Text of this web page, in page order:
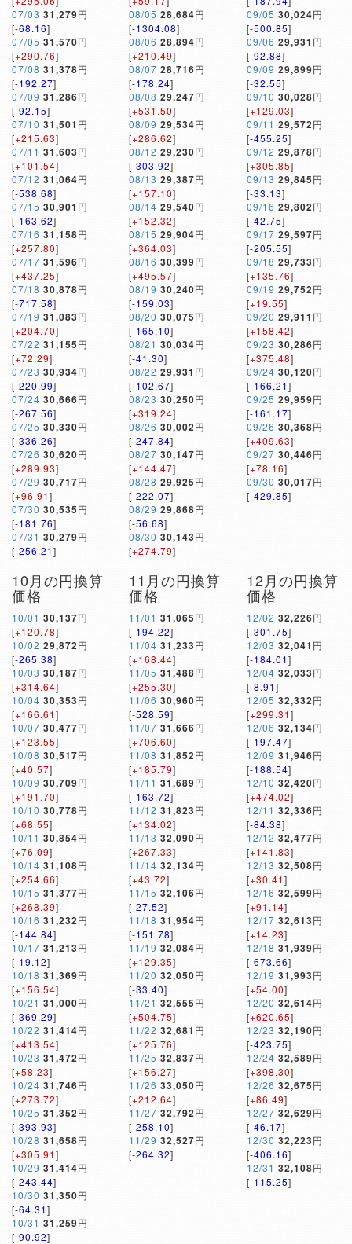
07/03 31,279円
[-68.16]
07/05 31,570円
[+290.76]
07/08 31,378円
[-192.27]
07/09 31,286円
[-92.15]
07/10 31,501 円
[+215.63]
07/11 31,603円
[+101.54]
07/12 31,064円
[-538.68]
07/15 30,901 円
[-163.62]
07/16 31,158円
[+257.80]
07/17 31,596円
[+437.25]
07/18 30,878円
[-717.58]
07/19 31,083円
[+204.70]
07/22 31,155円
[+72.29]
07/23 30,934円
[-220.99]
07/24 30,666円
[-267.56]
07/25 30,330円
[-336.26]
07/26 30,620円
[+289.93]
07/29 30,717円
[+96.91]
07/30 30,535円
[-181.76]
07/31 30,279円
[-256.21]
08/05 28,684円
[-1304.08]
08/06 28,894円
[+210.49]
08/07 28,716円
[-178.24]
08/08 29,247円
[+531.50]
08/09 29,534円
[+286.62]
08/12 29,230円
[-303.92]
08/13 29,387円
[+157.10]
08/14 29,540円
[+152.32]
08/15 29,904円
[+364.03]
08/16 30,399円
[+495.57]
08/19 30,240円
[-159.03]
08/20 30,075円
[-165.10]
08/21 30,034円
[-41.30]
08/22 29,931 円
[-102.67]
08/23 30,250円
[+319.24]
08/26 30,002円
[-247.84]
08/27 30,147円
[+144.47]
08/28 29,925円
[-222.07]
08/29 29,868円
[-56.68]
08/30 30,143円
[+274.79]
09/05 30,024円
[-500.85]
09/06 29,931 円
[-92.88]
09/09 29,899円
[-32.55]
09/10 30,028円
[+129.03]
09/11 29,572円
[-455.25]
09/12 29,878円
[+305.85]
09/13 29,845円
[-33.13]
09/16 29,802円
[-42.75]
09/17 29,597円
[-205.55]
09/18 29,733円
[+135.76]
09/19 29,752円
[+19.55]
09/20 29,911 円
[+158.42]
09/23 30,286円
[+375.48]
09/24 30,120円
[-166.21]
09/25 29,959円
[-161.17]
09/26 30,368円
[+409.63]
09/27 30,446円
[+78.16]
09/30 30,017円
[-429.85]
10月の円換算
価格
10/01 30,137円
[+120.78]
10/02 29,872円
[-265.38]
10/03 30,187円
[+314.64]
10/04 30,353円
[+166.61]
10/07 30,477円
[+123.55]
10/08 30,517円
[+40.57]
10/09 30,709円
[+191.70]
10/10 30,778円
[+68.55]
10/11 30,854円
[+76.09]
10/14 31,108円
[+254.66]
10/15 31,377円
[+268.39]
10/16 31,232円
[-144.84]
10/17 31,213円
[-19.12]
10/18 31,369円
[+156.54]
10/21 31,000円
[-369.29]
10/22 31,414円
[+413.54]
10/23 31,472円
[+58.23]
10/24 31,746円
[+273.72]
10/25 31,352円
[-393.93]
10/28 31,658円
[+305.91]
10/29 31,414円
[-243.44]
10/30 31,350円
[-64.31]
10/31 31,259円
[-90.92]
11月の円換算
価格
11/01 31,065円
[-194.22]
11/04 31,233円
[+168.44]
11/05 31,488円
[+255.30]
11/06 30,960円
[-528.59]
11/07 31,666円
[+706.60]
11/08 31,852円
[+185.79]
11/11 31,689円
[-163.72]
11/12 31,823円
[+134.02]
11/13 32,090円
[+267.33]
11/14 32,134円
[+43.72]
11/15 32,106円
[-27.52]
11/18 31,954円
[-151.78]
11/19 32,084円
[+129.35]
11/20 32,050円
[-33.40]
11/21 32,555円
[+504.75]
11/22 32,681 円
[+125.76]
11/25 32,837円
[+156.27]
11/26 33,050円
[+212.64]
11/27 32,792円
[-258.10]
11/29 32,527円
[-264.32]
12月の円換算
価格
12/02 32,226円
[-301.75]
12/03 32,041 円
[-184.01]
12/04 32,033円
[-8.91]
12/05 32,332円
[+299.31]
12/06 32,134円
[-197.47]
12/09 31,946円
[-188.54]
12/10 32,420円
[+474.02]
12/11 32,336円
[-84.38]
12/12 32,477円
[+141.83]
12/13 32,508円
[+30.41]
12/16 32,599円
[+91.14]
12/17 32,613円
[+14.23]
12/18 31,939円
[-673.66]
12/19 31,993円
[+54.00]
12/20 32,614円
[+620.65]
12/23 32,190円
[-423.75]
12/24 32,589円
[+398.30]
12/26 32,675円
[+86.49]
12/27 32,629円
[-46.17]
12/30 32,223円
[-406.16]
12/31 32,108円
[-115.25]